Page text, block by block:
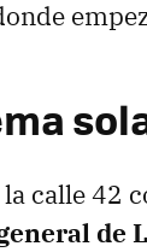
calle 42
de